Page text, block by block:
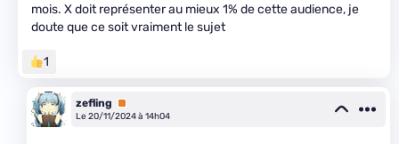
mois. X doit représenter au mieux 1% de cette audience, je
doute que ce soit vraiment le sujet
1
zefling
Premium
Le 20/11/2024 à 14h04